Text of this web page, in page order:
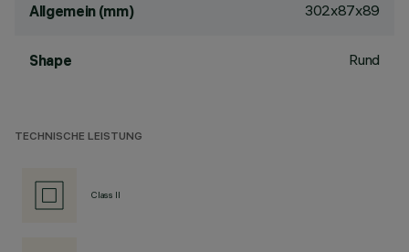
Allgemein (mm) 302x87x89
Shape Rund
TECHNISCHE LEISTUNG
Class II